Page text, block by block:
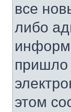
все
либо
пришло
этом